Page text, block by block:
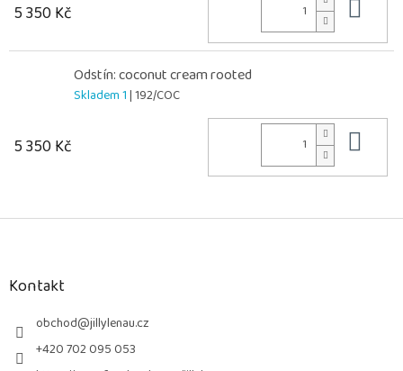
5 350 Kč
Odstín: coconut cream rooted
Skladem 1| 192/COC
5 350 Kč
Z
Kontakt
obchod@jillylenau.cz
+420 702 095 053